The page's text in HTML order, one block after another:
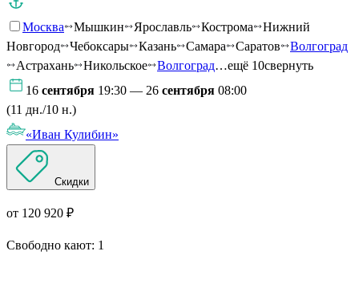
Москва Мышкин Ярославль Кострома
Нижний
Новгород
Чебоксары Казань Самара Саратов
Волгоград
Астрахань
Никольское Волгоград…ещё 10свернуть
16 сентября 19:30 — 26 сентября 08:00
(11 дн./10 н.)
«Иван Кулибин»
Скидки
от 120 920 ₽
Свободно кают: 1